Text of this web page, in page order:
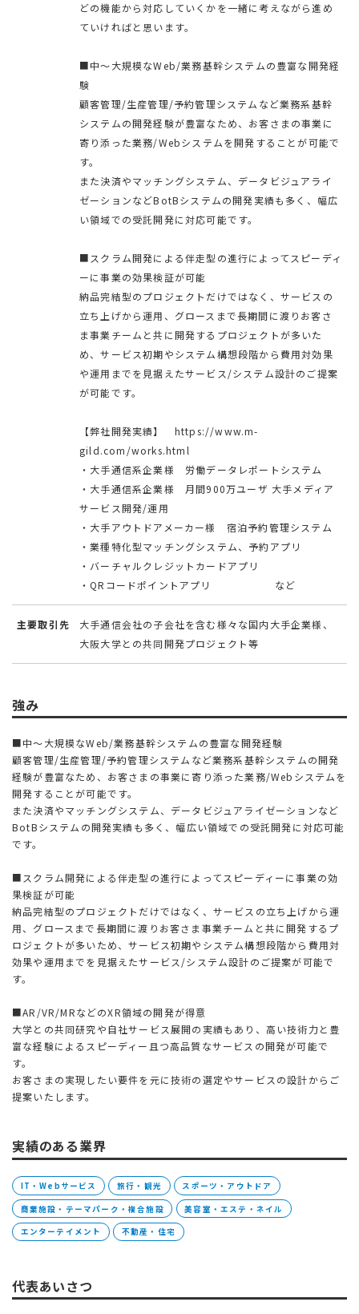
どの機能から対応していくかを一緒に考えながら進め
ていければと思います。
■中〜大規模なWeb/業務基幹システムの豊富な開発経
験
顧客管理/生産管理/予約管理システムなど業務系基幹
システムの開発経験が豊富なため、お客さまの事業に
寄り添った業務/Webシステムを開発することが可能で
す。
また決済やマッチングシステム、データビジュアライ
ゼーションなどBotBシステムの開発実績も多く、幅広
い領域での受託開発に対応可能です。
■スクラム開発による伴走型の進行によってスピーディ
ーに事業の効果検証が可能
納品完結型のプロジェクトだけではなく、サービスの
立ち上げから運用、グロースまで長期間に渡りお客さ
ま事業チームと共に開発するプロジェクトが多いた
め、サービス初期やシステム構想段階から費用対効果
や運用までを見据えたサービス/システム設計のご提案
が可能です。
【弊社開発実績】 https://www.m-
gild.com/works.html
・大手通信系企業様 労働データレポートシステム
・大手通信系企業様 月間900万ユーザ 大手メディア
サービス開発/運用
・大手アウトドアメーカー様 宿泊予約管理システム
・業種特化型マッチングシステム、予約アプリ
・バーチャルクレジットカードアプリ
・QRコードポイントアプリ など
主要取引先
大手通信会社の子会社を含む様々な国内大手企業様、
大阪大学との共同開発プロジェクト等
強み
■中〜大規模なWeb/業務基幹システムの豊富な開発経験
顧客管理/生産管理/予約管理システムなど業務系基幹システムの開発
経験が豊富なため、お客さまの事業に寄り添った業務/Webシステムを
開発することが可能です。
また決済やマッチングシステム、データビジュアライゼーションなど
BotBシステムの開発実績も多く、幅広い領域での受託開発に対応可能
です。
■スクラム開発による伴走型の進行によってスピーディーに事業の効
果検証が可能
納品完結型のプロジェクトだけではなく、サービスの立ち上げから運
用、グロースまで長期間に渡りお客さま事業チームと共に開発するプ
ロジェクトが多いため、サービス初期やシステム構想段階から費用対
効果や運用までを見据えたサービス/システム設計のご提案が可能で
す。
■AR/VR/MRなどのXR領域の開発が得意
大学との共同研究や自社サービス展開の実績もあり、高い技術力と豊
富な経験によるスピーディー且つ高品質なサービスの開発が可能で
す。
お客さまの実現したい要件を元に技術の選定やサービスの設計からご
提案いたします。
実績のある業界
IT・Webサービス 旅行・観光 スポーツ・アウトドア
商業施設・テーマパーク・複合施設 美容室・エステ・ネイル
エンターテイメント 不動産・住宅
代表あいさつ